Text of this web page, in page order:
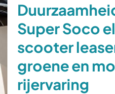
Super Soco
scooter
groene en
rijervaring